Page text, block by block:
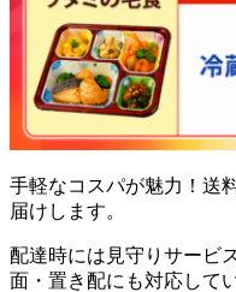
手軽なコスパが魅力！送
届け します。
配達時には見守りサービ
面・置き配にも対応して